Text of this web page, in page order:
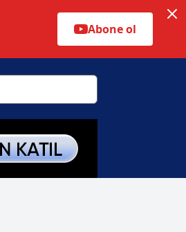
Abone ol